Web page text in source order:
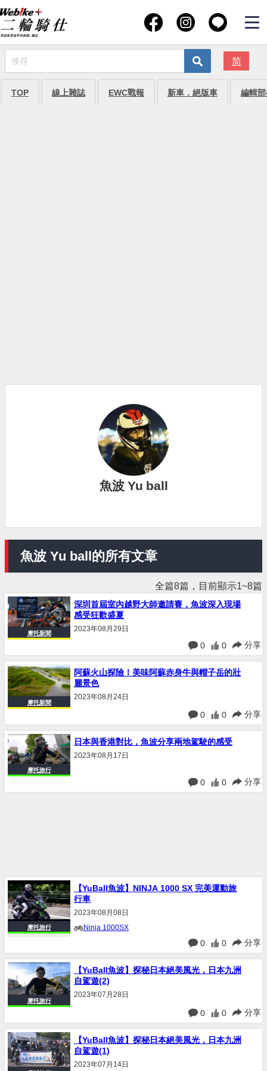
简
TOP 線上雜誌 EWC戰報 新車．絕版車 編輯
魚波 Yu ball
魚波 Yu ball的所有文章
全篇8篇，目前顯示1~8篇
摩托新聞
深圳首屆室內越野大師邀請賽，魚波深入現場
感受狂歡盛夏
2023年08月29日
0 0 分享
摩托新聞
阿蘇火山探險！美味阿蘇赤身牛與帽子岳的壯
麗景色
2023年08月24日
0 0 分享
摩托旅行
日本與香港對比，魚波分享兩地駕駛的感受
2023年08月17日
0 0 分享
摩托旅行
【YuBall魚波】NINJA 1000 SX 完美運動旅
行車
2023年08月08日
Ninja 1000SX
0 0 分享
摩托旅行
【YuBall魚波】探秘日本絕美風光，日本九洲
自駕遊(2)
2023年07月28日
0 0 分享
【YuBall魚波】探秘日本絕美風光，日本九洲
自駕遊(1)
2023年07月14日